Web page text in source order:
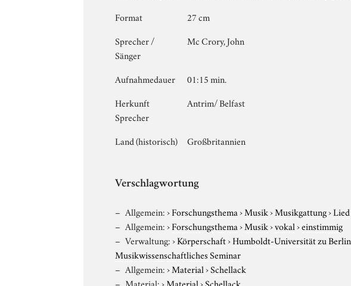
Format
27 cm
Sprecher /
Sänger
Mc Crory, John
Aufnahmedauer
01:15 min.
Herkunft
Sprecher
Antrim/ Belfast
Land (historisch) Großbritannien
Verschlagwortung
Allgemein:›Forschungsthema›Musik›Musikgattung›Lied
Allgemein:›Forschungsthema›Musik›vokal›einstimmig
Verwaltung:›Körperschaft›Humboldt-Universität zu Berlin
Musikwissenschaftliches Seminar
Allgemein:›Material›Schellack
Material:›Material›Schellack